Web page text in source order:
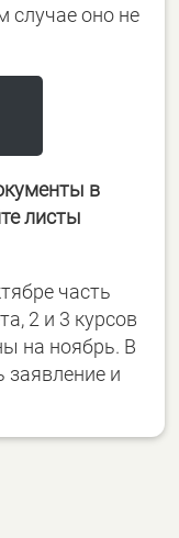
случае оно не
в
листы
часть
2 и 3 курсов
на ноябрь. В
заявление и